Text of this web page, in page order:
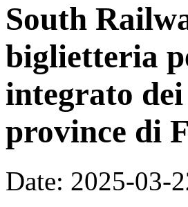
South
biglietteria
integrato
province di
Date: 2025-03-